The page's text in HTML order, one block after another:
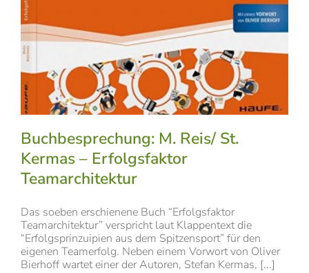
Buchbesprechung: M. Reis/ St.
Kermas – Erfolgsfaktor
Teamarchitektur
Das soeben erschienene Buch “Erfolgsfaktor
Teamarchitektur” verspricht laut Klappentext die
“Erfolgsprinzuipien aus dem Spitzensport” für den
eigenen Teamerfolg. Neben einem Vorwort von Oliver
Bierhoff wartet einer der Autoren, Stefan Kermas, [...]